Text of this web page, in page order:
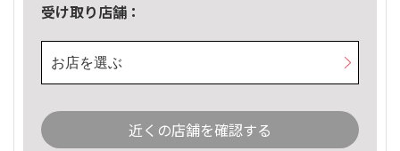
受け取り店舗：
お店を選ぶ
近くの店舗を確認する